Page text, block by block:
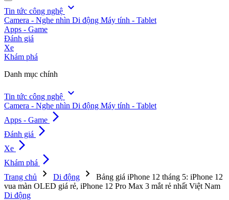
search
Tin tức công nghệ expand_more
Camera - Nghe nhìn Di động Máy tính - Tablet
Apps - Game
Đánh giá
Xe
Khám phá
Danh mục chính
Tin tức công nghệ expand_more
Camera - Nghe nhìn Di động Máy tính - Tablet
Apps - Game arrow_forward_ios
Đánh giá arrow_forward_ios
Xe arrow_forward_ios
Khám phá arrow_forward_ios
Trang chủ chevron_right Di động chevron_right
Bảng giá iPhone 12 tháng 5: iPhone 12
vua màn OLED giá rẻ, iPhone 12 Pro Max 3 mắt rẻ nhất Việt Nam
Di động